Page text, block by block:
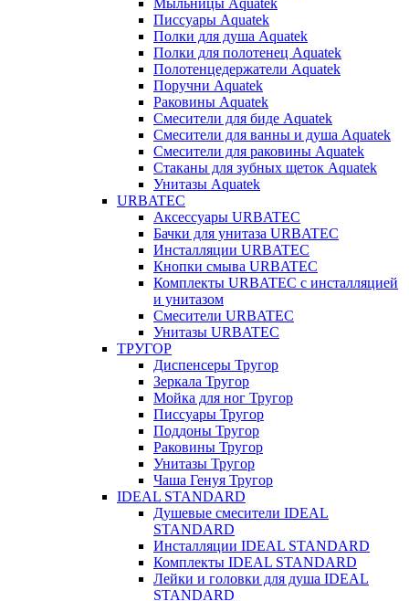
Мыльницы Aquatek
Писсуары Aquatek
Полки для душа Aquatek
Полки для полотенец Aquatek
Полотенцедержатели Aquatek
Поручни Aquatek
Раковины Aquatek
Смесители для биде Aquatek
Смесители для ванны и душа Aquatek
Смесители для раковины Aquatek
Стаканы для зубных щеток Aquatek
Унитазы Aquatek
URBATEC
Аксессуары URBATEC
Бачки для унитаза URBATEC
Инсталляции URBATEC
Кнопки смыва URBATEC
Комплекты URBATEC с инсталляцией
и унитазом
Смесители URBATEC
Унитазы URBATEC
ТРУГОР
Диспенсеры Тругор
Зеркала Тругор
Мойка для ног Тругор
Писсуары Тругор
Поддоны Тругор
Раковины Тругор
Унитазы Тругор
Чаша Генуя Тругор
IDEAL STANDARD
Душевые смесители IDEAL
STANDARD
Инсталляции IDEAL STANDARD
Комплекты IDEAL STANDARD
Лейки и головки для душа IDEAL
STANDARD